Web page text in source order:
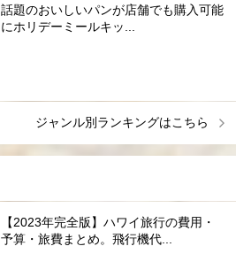
話題のおいしいパンが店舗でも購入可能
にホリデーミールキッ...
ジャンル別ランキングはこちら
【2023年完全版】ハワイ旅行の費用・
予算・旅費まとめ。飛行機代...